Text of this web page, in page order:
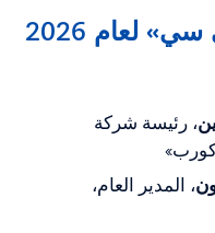
لعام 2026
، رئيسة شركة
، المدير العام،